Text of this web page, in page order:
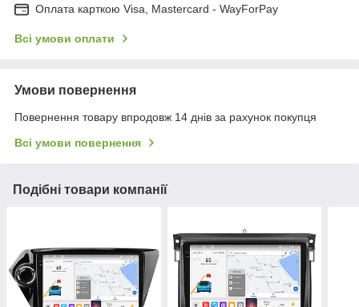
Оплата карткою Visa, Mastercard - WayForPay
Всі умови оплати
Умови повернення
Повернення товару впродовж 14 днів за рахунок покупця
Всі умови повернення
Подібні товари компанії